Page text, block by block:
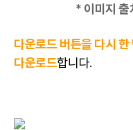
* 이미지 출
다운로드 버튼을 다시
다운로드합니다.